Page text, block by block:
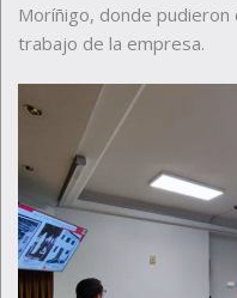
Moríñigo, donde
trabajo de la empresa.